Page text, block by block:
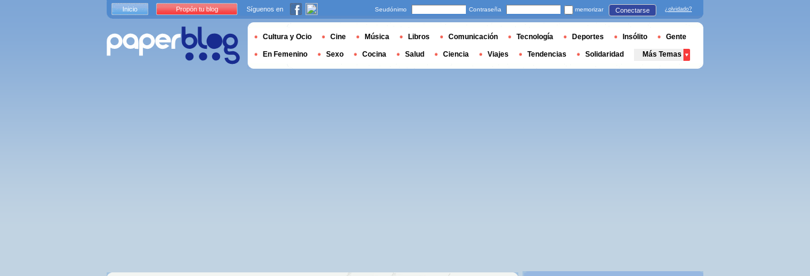
Inicio Propón tu blog Síguenos en Seudónimo Contraseña memorizar Conectarse ¿olvidado?
Cultura y Ocio Cine Música Libros Comunicación Tecnología Deportes Insólito Gente
En Femenino Sexo Cocina Salud Ciencia Viajes Tendencias Solidaridad Más Temas